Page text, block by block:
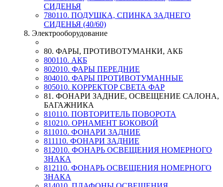
СИДЕНЬЯ
780110. ПОДУШКА, СПИНКА ЗАДНЕГО
СИДЕНЬЯ (40/60)
8. Электрооборудование
80. ФАРЫ, ПРОТИВОТУМАНКИ, АКБ
800110. АКБ
802010. ФАРЫ ПЕРЕДНИЕ
804010. ФАРЫ ПРОТИВОТУМАННЫЕ
805010. КОРРЕКТОР СВЕТА ФАР
81. ФОНАРИ ЗАДНИЕ, ОСВЕЩЕНИЕ САЛОНА,
БАГАЖНИКА
810110. ПОВТОРИТЕЛЬ ПОВОРОТА
810210. ОРНАМЕНТ БОКОВОЙ
811010. ФОНАРИ ЗАДНИЕ
811110. ФОНАРИ ЗАДНИЕ
812010. ФОНАРЬ ОСВЕЩЕНИЯ НОМЕРНОГО
ЗНАКА
812110. ФОНАРЬ ОСВЕЩЕНИЯ НОМЕРНОГО
ЗНАКА